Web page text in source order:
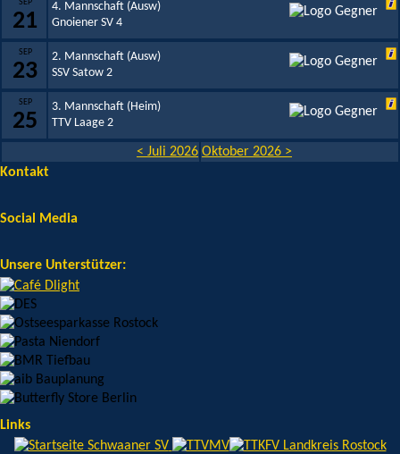
SEP
21
4. Mannschaft (Ausw)
Gnoiener SV 4
SEP
23
2. Mannschaft (Ausw)
SSV Satow 2
SEP
25
3. Mannschaft (Heim)
TTV Laage 2
< Juli 2026 Oktober 2026 >
Kontakt
Social Media
Unsere Unterstützer:
Links